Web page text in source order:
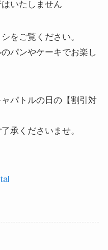
いたしません
をご覧ください。
パンやケーキでお楽し
パトルの日の【割引対
承くださいませ。